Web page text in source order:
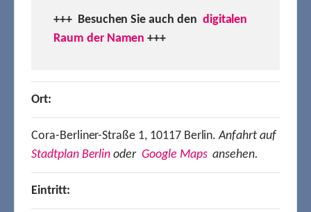
+++ Besuchen Sie auch den digitalen
Raum der Namen +++
Ort:
Cora-Berliner-Straße 1, 10117 Berlin.Anfahrt auf
Stadtplan Berlin oder Google Mapsansehen.
Eintritt: